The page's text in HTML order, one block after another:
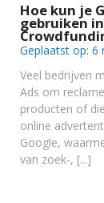
Hoe kun je
gebruiken
Geplaatst op: 6
Veel bedrijven
Ads om
producten of
online
Google,
van zoek-,